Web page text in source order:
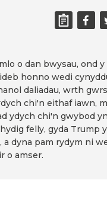
o dan bwysau, ond
honno wedi
daliadau, wrth
chi'n eithaf iawn,
ydych chi'n gwybod
felly, gyda Trump
dyna pam rydym ni
o amser.